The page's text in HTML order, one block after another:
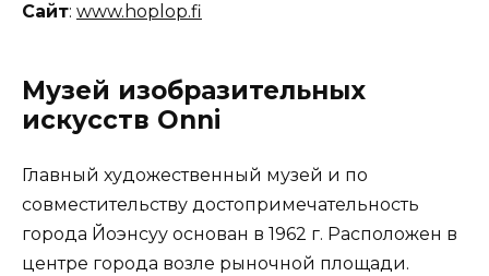
Сайт: www.hoplop.fi
Музей изобразительных
искусств Onni
Главный художественный музей и по
совместительству достопримечательность
города Йоэнсуу основан в 1962 г. Расположен в
центре города возле рыночной площади.